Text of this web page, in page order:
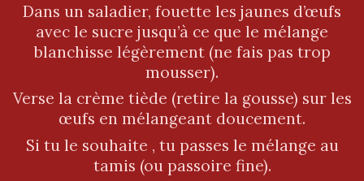
Dans un saladier, fouette les jaunes d’œufs
avec le sucre jusqu’à ce que le mélange
blanchisse légèrement (ne fais pas trop
mousser).
Verse la crème tiède (retire la gousse) sur les
œufs en mélangeant doucement.
Si tu le souhaite , tu passes le mélange au
tamis (ou passoire fine).